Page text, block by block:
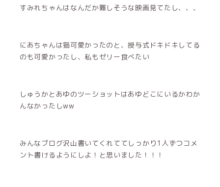
すみれちゃんはなんだか難しそうな映画見てたし、、、
にあちゃんは猫可愛かったのと、授与式ドキドキしてる
のも可愛かったし、私もゼリー食べたい
しゅうかとあゆのツーショットはあゆどこにいるかわか
んなかったしww
みんなブログ沢山書いてくれててしっかり1人ずつコメ
ント書けるようにしよ！と思いました！！！